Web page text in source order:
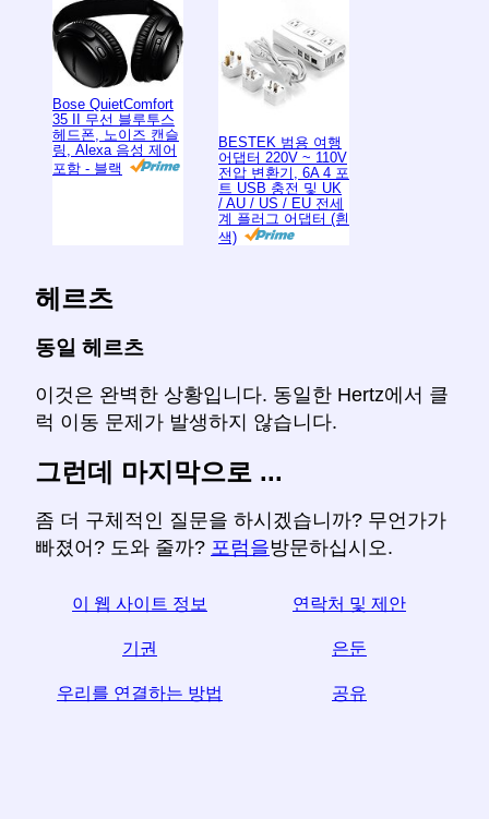
Bose QuietComfort
35 II 무선 블루투스
헤드폰, 노이즈 캔슬
링, Alexa 음성 제어
포함 - 블랙
BESTEK 범용 여행
어댑터 220V ~ 110V
전압 변환기, 6A 4 포
트 USB 충전 및 UK
/ AU / US / EU 전세
계 플러그 어댑터 (흰
색)
헤르츠
동일 헤르츠
이것은 완벽한 상황입니다. 동일한 Hertz에서 클
럭 이동 문제가 발생하지 않습니다.
그런데 마지막으로 ...
좀 더 구체적인 질문을 하시겠습니까? 무언가가
빠졌어? 도와 줄까? 포럼을방문하십시오.
이 웹 사이트 정보 연락처 및 제안
기권 은둔
우리를 연결하는 방법 공유